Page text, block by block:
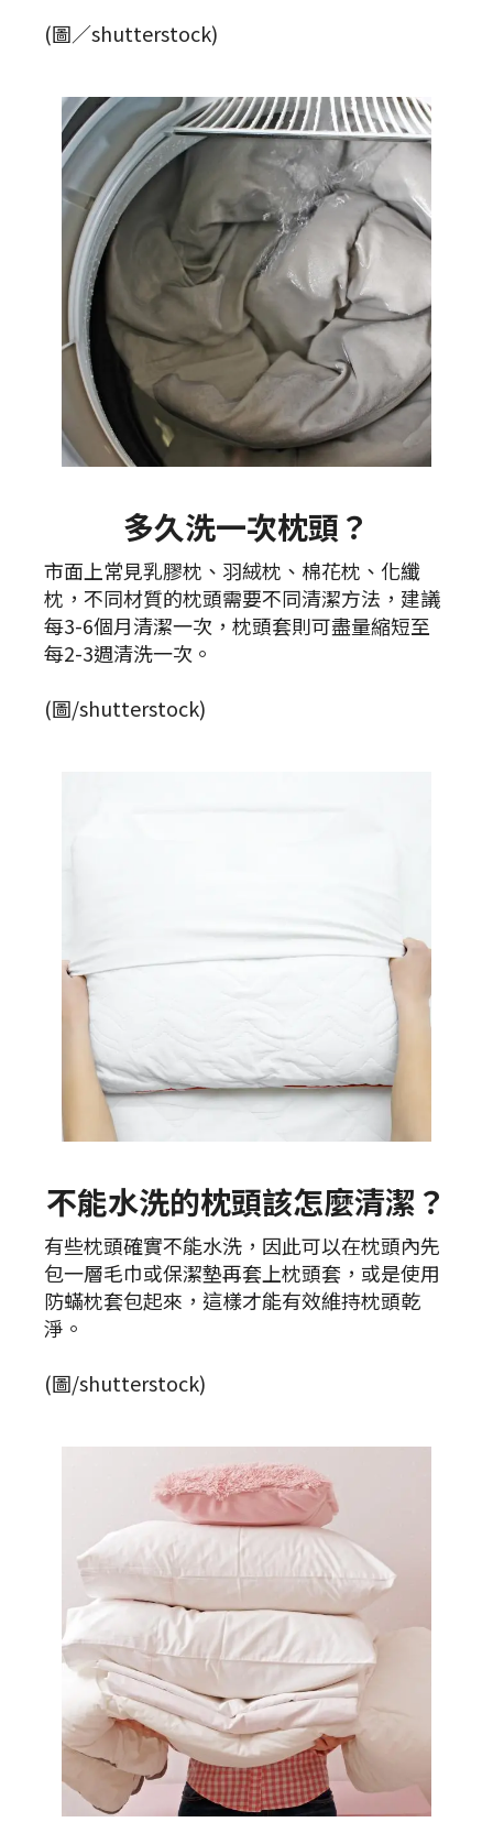
(圖／shutterstock)
多久洗一次枕頭？
市面上常見乳膠枕、羽絨枕、棉花枕、化纖
枕，不同材質的枕頭需要不同清潔方法，建議
每3-6個月清潔一次，枕頭套則可盡量縮短至
每2-3週清洗一次。
(圖/shutterstock)
不能水洗的枕頭該怎麼清潔？
有些枕頭確實不能水洗，因此可以在枕頭內先
包一層毛巾或保潔墊再套上枕頭套，或是使用
防蟎枕套包起來，這樣才能有效維持枕頭乾
淨。
(圖/shutterstock)